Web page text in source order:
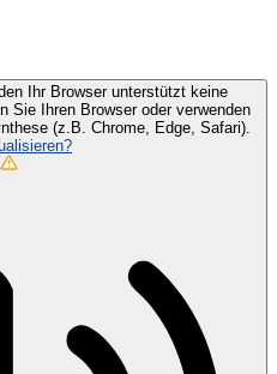
Ihr Browser unterstützt keine
Sie Ihren Browser oder verwenden
(z.B. Chrome, Edge, Safari).